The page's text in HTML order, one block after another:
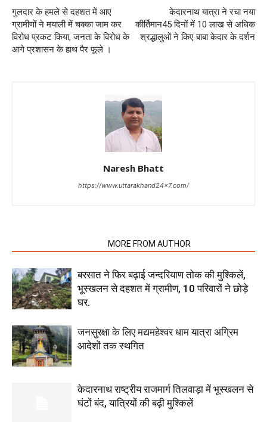
गुलदार के हमले से दहशत में आए
ग्रामीणों ने मयाली में चक्का जाम कर
विरोध प्रकट किया, जनता के विरोध के
आगे प्रशासन के हाथ पैर फूले ।
केदारनाथ यात्रा ने रचा नया
कीर्तिमान45 दिनों में 10 लाख से अधिक
श्रद्धालुओं ने किए बाबा केदार के दर्शन
Naresh Bhatt
https://www.uttarakhand24x7.com/
MORE FROM AUTHOR
बरसात ने फिर बढ़ाई जन्दरियाण तोक की मुश्किलें,
भूस्खलन से दहशत में ग्रामीण, 10 परिवारों ने छोड़े
घर.
जनसुरक्षा के लिए मद्यमहेश्वर धाम यात्रा अग्रिम
आदेशों तक स्थगित
केदारनाथ राष्ट्रीय राजमार्ग तिलवाड़ा में भूस्खलन से
घंटों बंद, यात्रियों की बढ़ी मुश्किलें